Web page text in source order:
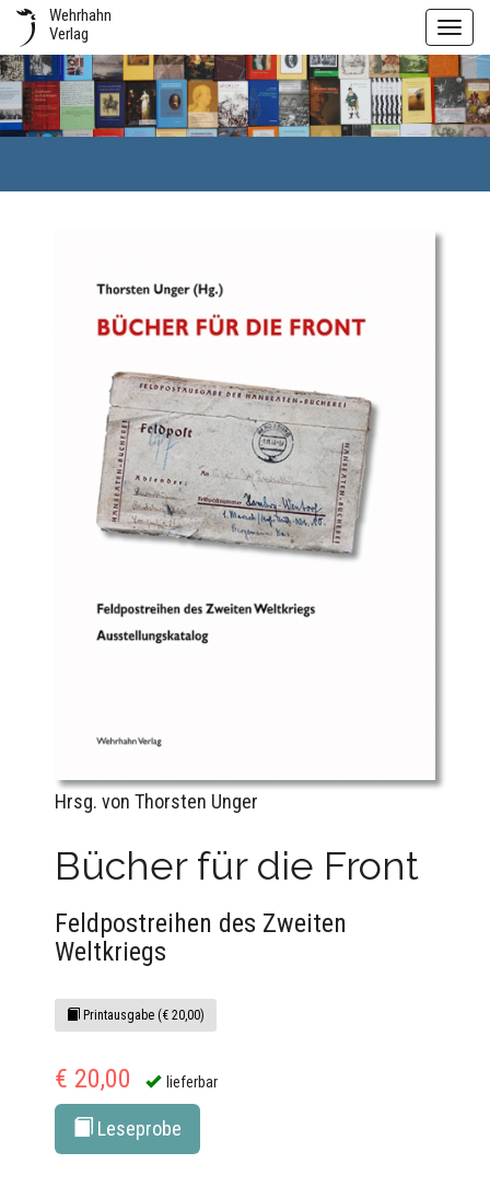
Wehrhahn
Verlag
Hrsg. von Thorsten Unger
Bücher für die Front
Feldpostreihen des Zweiten
Weltkriegs
Printausgabe (€ 20,00)
€ 20,00 lieferbar
Leseprobe